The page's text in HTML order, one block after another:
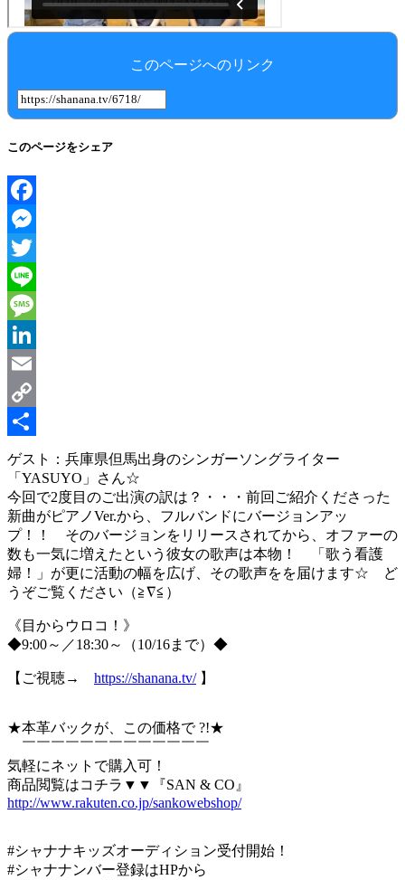
このページへのリンク
このページをシェア
Facebook
Messenger
Twitter
Line
Message
LinkedIn
Email
Copy
Link
共
有
ゲスト：兵庫県但馬出身のシンガーソングライター
「YASUYO」さん☆
今回で2度目のご出演の訳は？・・・前回ご紹介くださった
新曲がピアノVer.から、フルバンドにバージョンアッ
プ！！ そのバージョンをリリースされてから、オファーの
数も一気に増えたという彼女の歌声は本物！ 「歌う看護
婦！」が更に活動の幅を広げ、その歌声をを届けます☆ ど
うぞご覧ください（≧∇≦）
《目からウロコ！》
◆9:00～／18:30～（10/16まで）◆
【ご視聴→ https://shanana.tv/】
★本革バックが、この価格で ?!★
￣￣￣￣￣￣￣￣￣￣￣￣￣
気軽にネットで購入可！
商品閲覧はコチラ▼▼『SAN & CO』
http://www.rakuten.co.jp/sankowebshop/
#シャナナキッズオーディション受付開始！
#シャナナンバー登録はHPから